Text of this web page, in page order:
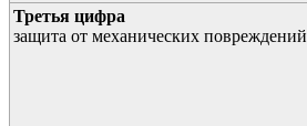
Третья цифра
защита от механических повреждений